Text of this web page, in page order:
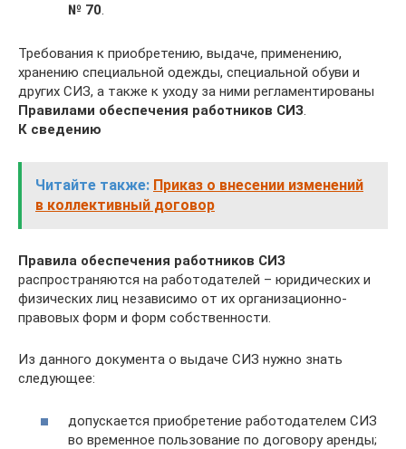
№ 70.
Требования к приобретению, выдаче, применению,
хранению специальной одежды, специальной обуви и
других СИЗ, а также к уходу за ними регламентированы
Правилами обеспечения работников СИЗ.
К сведению
Читайте также: Приказ о внесении изменений
в коллективный договор
Правила обеспечения работников СИЗ
распространяются на работодателей – юридических и
физических лиц независимо от их организационно-
правовых форм и форм собственности.
Из данного документа о выдаче СИЗ нужно знать
следующее:
допускается приобретение работодателем СИЗ
во временное пользование по договору аренды;